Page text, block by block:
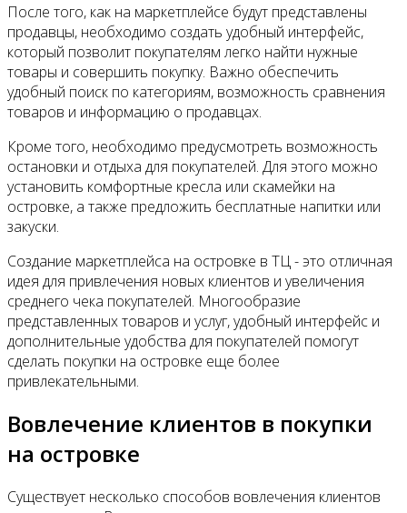
После того, как на маркетплейсе будут представлены
продавцы, необходимо создать удобный интерфейс,
который позволит покупателям легко найти нужные
товары и совершить покупку. Важно обеспечить
удобный поиск по категориям, возможность сравнения
товаров и информацию о продавцах.
Кроме того, необходимо предусмотреть возможность
остановки и отдыха для покупателей. Для этого можно
установить комфортные кресла или скамейки на
островке, а также предложить бесплатные напитки или
закуски.
Создание маркетплейса на островке в ТЦ - это отличная
идея для привлечения новых клиентов и увеличения
среднего чека покупателей. Многообразие
представленных товаров и услуг, удобный интерфейс и
дополнительные удобства для покупателей помогут
сделать покупки на островке еще более
привлекательными.
Вовлечение клиентов в покупки
на островке
Существует несколько способов вовлечения клиентов